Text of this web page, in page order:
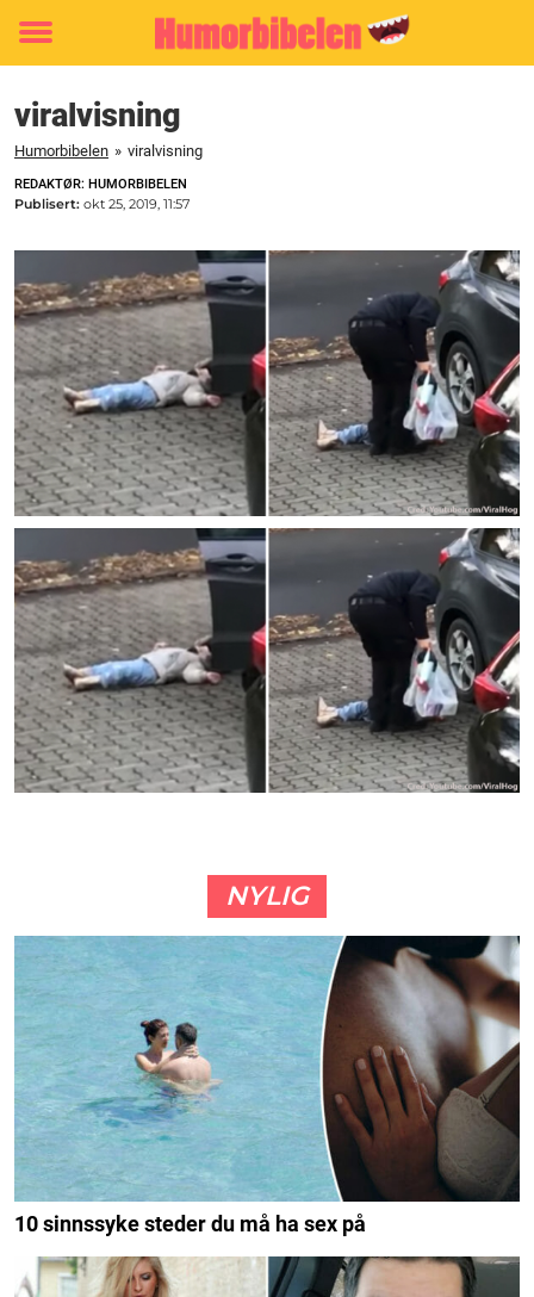
Toggle
viralvisning
Humorbibelen » viralvisning
REDAKTØR: HUMORBIBELEN
Publisert: okt 25, 2019, 11:57
NYLIG
10 sinnssyke steder du må ha sex på